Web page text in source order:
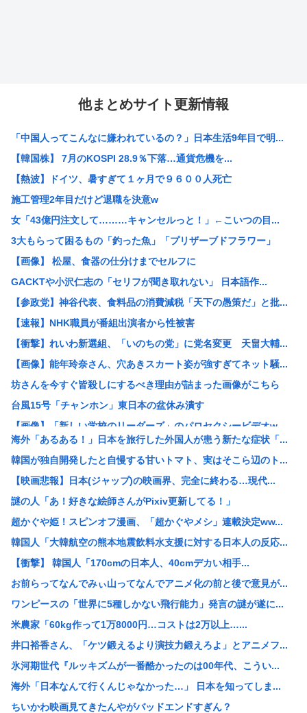
他まとめサイト更新情報
「中国人ってこんなに嫌われているの？」日本生活9年目で明...
【韓国株】 7月のKOSPI 28.9％下落…通貨危機を...
【熱波】ドイツ、暑すぎて１ヶ月で９６００人死亡
施工管理2年目だけど退職を決意w
女「43億円注文して………キャンセルっと！」←こいつの目...
3大もらって困るもの「釣った魚」「プリザーブドフラワー」
【画像】 松屋、食器の仕分けまでセルフに
GACKTや小沢仁志の「セリフが聞き取れない」 日本語作...
【参政党】神谷代表、食料品の消費減税「天下の愚策だ」と批...
【速報】NHK職員が番組出演者から性被害
【衝撃】れいわ新選組、「いのちの党」に党名変更 天畠大輔...
【画像】能年玲奈さん、穴あきスカート姿が強すぎてネット騒...
坊さんを今すぐ皆殺しにするべき理由が詰まった画像がこちら
台風15号「チャンホン」東日本の盆休み潰す
【画像】「新しい学校のリーダーズ」のパロセクシービデオw...
【困惑】株資産7億円あるのに交通も食事も服も全部優待・・...
【画像】高市早苗さん、殺されることに怯え始めるwww
【困惑】資産7億円あるのに、移動も食事も服も株主優待生活
【画像】高市早苗、殺されることに怯え始める
【画像】飛行機の隣の客に手コキされたイケメンwww
券売機でチンタラしてる鈍感日本人、ガチで増える。197c...
【衝撃】50代女性、京大病院で脳腫瘍手術→“腫瘍の無い部...
【画像】ディズニーのおいなり巻（600円）、流石にアレす...
小学生の時、廊下を走ったときの危険性と利点について統計を...
古いパソコンのUSBに挿すだけで復活&高速化するマジック...
中国、止められないEV製造 売れず在庫山積み「売れたこと...
危険物乙4さん合格率30%の難関試験になる
氷河期世代『ルッキズムが一番酷かったのは00年代、こうい...
海外「あるある！」日本を旅行した外国人が患う新たな症状「...
韓国が独自開発したと自慢する甘いトマト、実はそこら辺のト...
【映画悲報】日本(ジャップ)の映画界、完全に終わる…現代...
謎の人「あ！好きな絵師さんがPixiv更新してる！」
超かぐや姫！スピンオフ漫画、「超かぐやメシ」連載決定ww...
韓国人「大韓航空の熊本地震飲料水支援に対する日本人の反応...
【衝撃】 韓国人「170cmの日本人、40cmデカい相手...
お前らってなんでみぃ山ってなんでアニメ化の前と後で意見が...
ワンピースの「世界に5種しかない飛行能力」発言の謎が遂に...
米農家「60kg作って1万8000円…コストは2万以上…...
井口裕香さん、「ケツ鍛えるより演技力鍛えろよ」とアニメフ...
氷河期世代『ルッキズムが一番酷かったのは00年代、こうい...
海外「日本なんて行くんじゃなかった…」 日本を知ってしま...
ちいかわ映画見てきたんやがバッドエンドすぎん？